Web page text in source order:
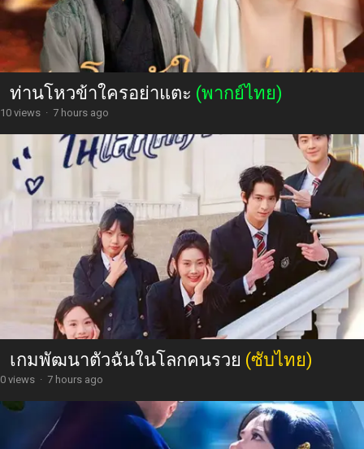
ท่านโหวข้าใครอย่าแตะ (พากย์ไทย)
10 views · 7 hours ago
เกมพัฒนาตัวฉันในโลกคนรวย (ซับไทย)
0 views · 7 hours ago